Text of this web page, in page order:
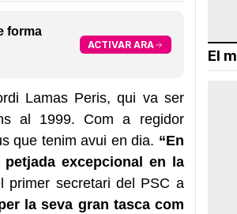
forma
ACTIVAR ARA
Lamas Peris, qui va ser
al 1999. Com a regidor
que tenim avui en dia. “En
excepcional en la
primer secretari del PSC a
la seva gran tasca com
El